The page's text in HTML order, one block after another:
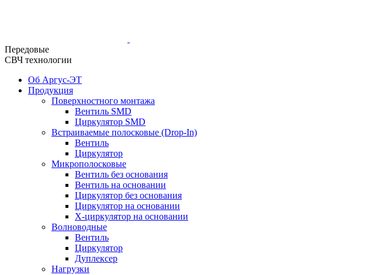
Передовые
СВЧ технологии
Об Аргус-ЭТ
Продукция
Поверхностного монтажа
Вентиль SMD
Циркулятор SMD
Встраиваемые полосковые (Drop-In)
Вентиль
Циркулятор
Микрополосковые
Вентиль без основания
Вентиль на основании
Циркулятор без основания
Циркулятор на основании
Х-циркулятор на основании
Волноводные
Вентиль
Циркулятор
Дуплексер
Нагрузки